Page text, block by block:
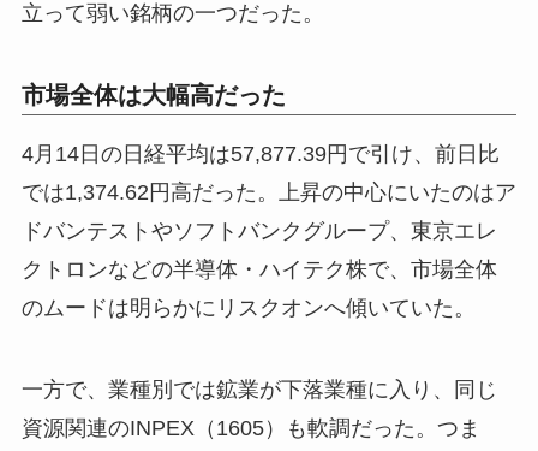
立って弱い銘柄の一つだった。
市場全体は大幅高だった
4月14日の日経平均は57,877.39円で引け、前日比
では1,374.62円高だった。上昇の中心にいたのはア
ドバンテストやソフトバンクグループ、東京エレ
クトロンなどの半導体・ハイテク株で、市場全体
のムードは明らかにリスクオンへ傾いていた。
一方で、業種別では鉱業が下落業種に入り、同じ
資源関連のINPEX（1605）も軟調だった。つま